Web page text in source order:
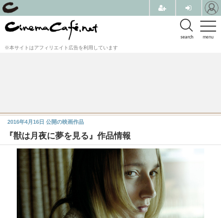
menu
search
※本サイトはアフィリエイト広告を利用しています
『獣は月夜に夢を見る』作品情報
2016年4月16日 公開の映画作品